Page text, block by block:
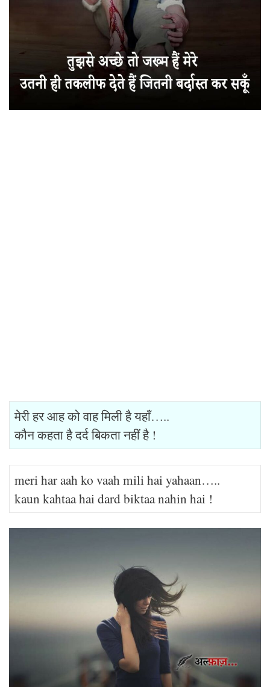
मेरी हर आह को वाह मिली है यहाँ…..
कौन कहता है दर्द बिकता नहीं है !
meri har aah ko vaah mili hai yahaan…..
kaun kahtaa hai dard biktaa nahin hai !